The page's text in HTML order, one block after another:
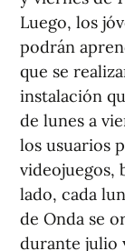
Luego, los
podrán
que se
instalación
de lunes a
los usuarios
videojuegos,
lado, cada
de Onda se
durante julio